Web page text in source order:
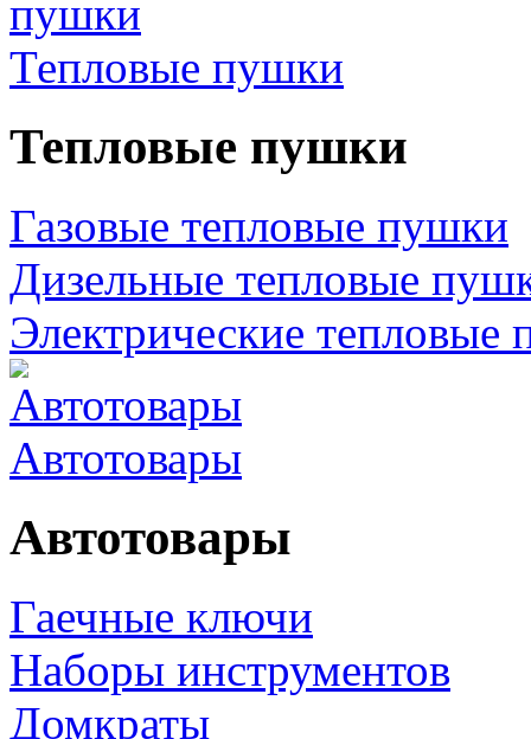
Тепловые пушки
Тепловые пушки
Газовые тепловые пушки
Дизельные тепловые
Электрические тепловые
Автотовары
Автотовары
Гаечные ключи
Наборы инструментов
Домкраты